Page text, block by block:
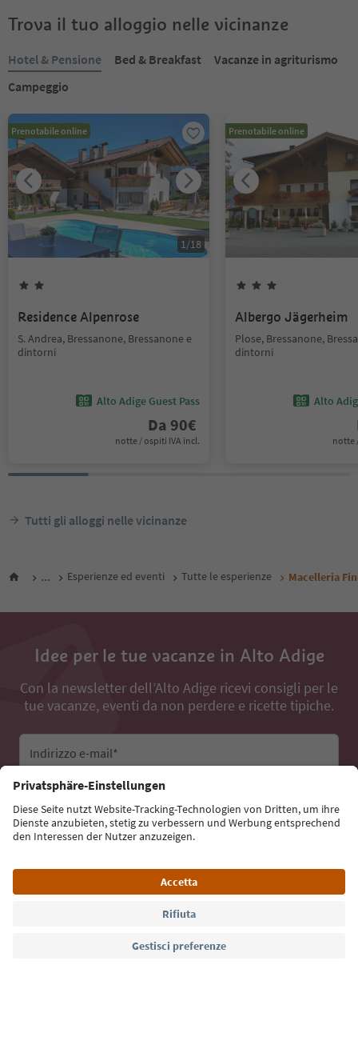
Trova il tuo alloggio nelle vicinanze
Hotel & Pensione Bed & Breakfast
Vacanze in agriturismo
Campeggio
Prenotabile online
1/18
Residence Alpenrose
S. Andrea, Bressanone, Bressanone e
dintorni
Alto Adige Guest Pass
Da 90€
notte / ospiti IVA incl.
Prenotabile online
Albergo Jägerheim
Plose, Bressanone,
dintorni
Alto
notte
Tutti gli alloggi nelle vicinanze
... Esperienze ed eventi Tutte le esperienze Macelleria
Idee per le tue vacanze in Alto Adige
Con la newsletter dell’Alto Adige ricevi consigli per le
tue vacanze, eventi da non perdere e ricette tipiche.
Indirizzo e-mail*
Iscriviti alla newsletter